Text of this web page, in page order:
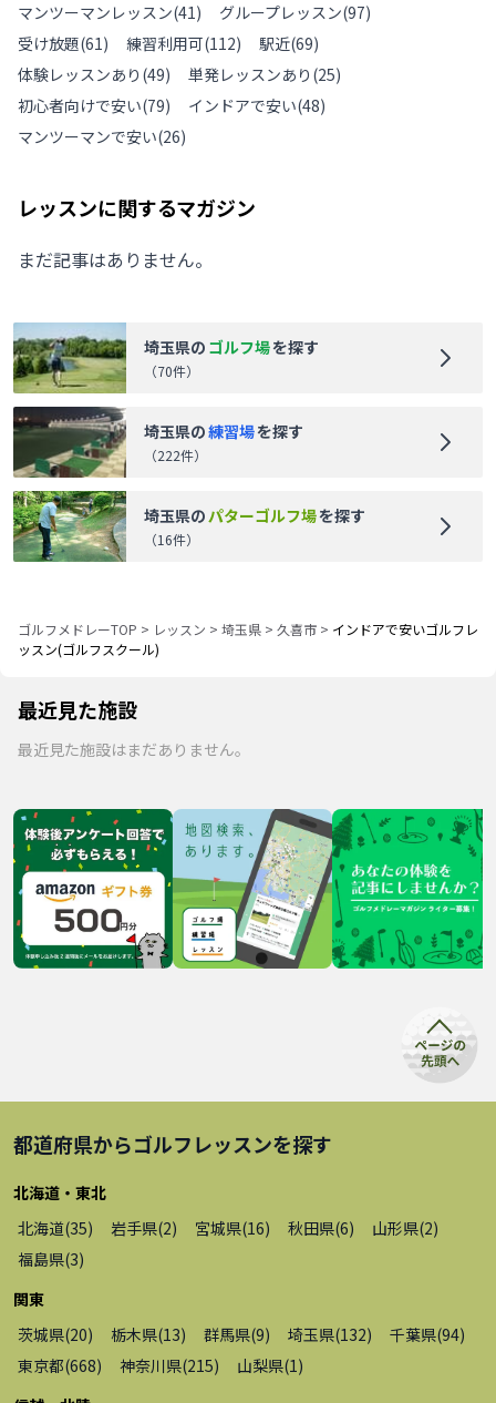
マンツーマンレッスン(41) グループレッスン(97)
受け放題(61) 練習利用可(112) 駅近(69)
体験レッスンあり (49) 単発レッスンあり (25)
初心者向けで安い(79) インドアで安い(48)
マンツーマンで安い(26)
レッスンに関するマガジン
まだ記事はありません。
埼玉県の ゴルフ場を探す
（70件）
埼玉県の練習場を探す
（222件）
埼玉県のパターゴルフ場を探す
（16件）
ゴルフメドレーTOP > レッスン > 埼玉県 > 久喜市 > インドアで安いゴルフレ
ッスン(ゴルフスクール)
最近見た施設
最近見た施設はまだありません。
都道府県からゴルフレッスンを探す
北海道・東北
北海道(35) 岩手県(2) 宮城県(16) 秋田県(6) 山形県(2)
福島県(3)
関東
茨城県(20) 栃木県(13) 群馬県(9) 埼玉県(132) 千葉県(94)
東京都(668) 神奈川県(215) 山梨県(1 )